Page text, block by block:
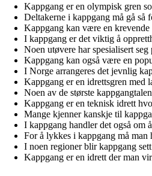
Kappgang er en olympisk gren
Deltakerne i kappgang må gå så
Kappgang kan være en
I kappgang er det viktig å
Noen utøvere har spesialisert
Kappgang kan også være en
I Norge arrangeres det jevnlig
Kappgang er en idrettsgren med
Noen av de største
Kappgang er en teknisk idrett
Mange kjenner kanskje til
I kappgang handler det også om
For å lykkes i kappgang må man
I noen regioner blir kappgang
Kappgang er en idrett der man